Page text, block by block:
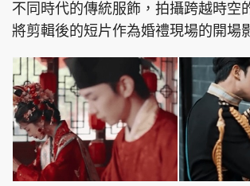
不同時代的傳統服飾，拍攝跨越時空
將剪輯後的短片作為婚禮現場的開場